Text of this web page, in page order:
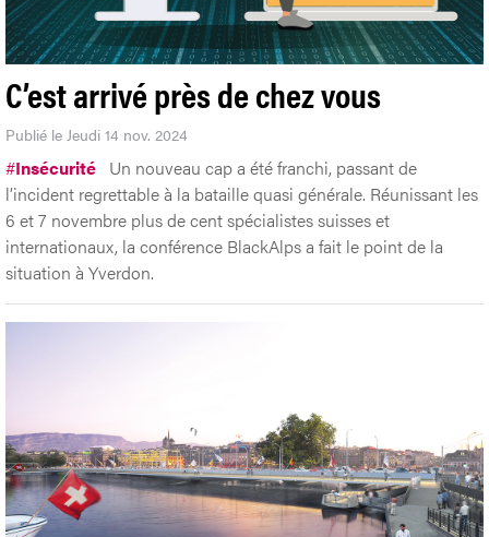
C’est arrivé près de chez vous
Publié le Jeudi 14 nov. 2024
#Insécurité Un nouveau cap a été franchi, passant de
l’incident regrettable à la bataille quasi générale. Réunissant les
6 et 7 novembre plus de cent spécialistes suisses et
internationaux, la conférence BlackAlps a fait le point de la
situation à Yverdon.